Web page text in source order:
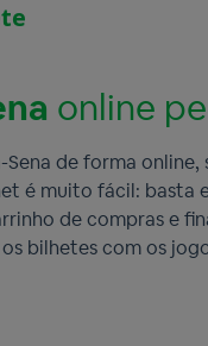
online
de forma
é muito fácil: basta
de compras e
bilhetes com os